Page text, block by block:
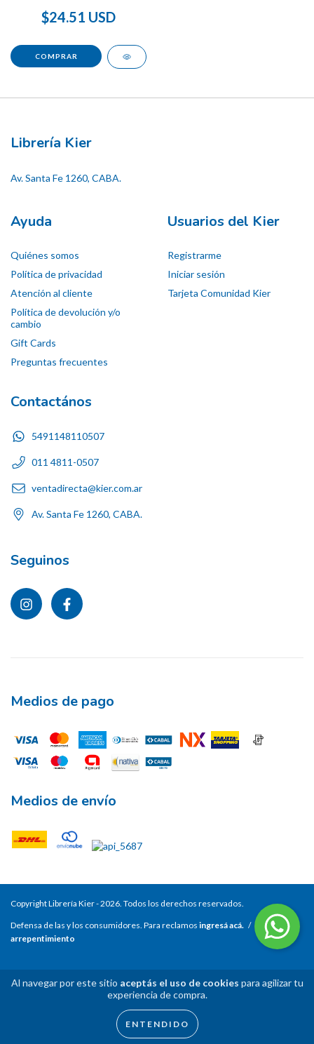
Al navegar por este sitio aceptás el uso de cookies para agilizar tu
experiencia de compra.
ENTENDIDO
$24.51 USD
Librería Kier
Av. Santa Fe 1260, CABA.
Ayuda
Quiénes somos
Política de privacidad
Atención al cliente
Política de devolución y/o
cambio
Gift Cards
Preguntas frecuentes
Usuarios del Kier
Registrarme
Iniciar sesión
Tarjeta Comunidad Kier
Contactános
5491148110507
011 4811-0507
ventadirecta@kier.com.ar
Av. Santa Fe 1260, CABA.
Seguinos
Medios de pago
Medios de envío
Copyright Librería Kier - 2026. Todos los derechos reservados.
Defensa de las y los consumidores. Para reclamos ingresá acá. /
Botón de
arrepentimiento